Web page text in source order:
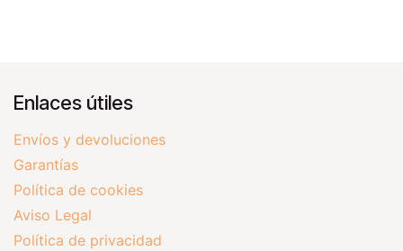
Enlaces útiles
Envíos y devoluciones
Garantías
Política de cookies
Aviso Legal
Política de privacidad